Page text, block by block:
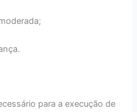
para a execução de